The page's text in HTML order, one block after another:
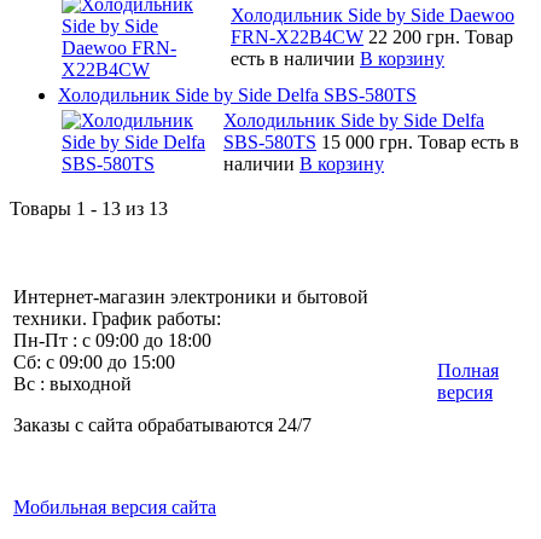
Холодильник Side by Side Daewoo
FRN-X22B4CW 22 200 грн. Товар
есть в наличии В корзину
Холодильник Side by Side Delfa SBS-580TS
Холодильник Side by Side Delfa
SBS-580TS 15 000 грн. Товар есть в
наличии В корзину
Товары 1 - 13 из 13
Интернет-магазин электроники и бытовой
техники. График работы:
Пн-Пт : с 09:00 до 18:00
Сб: с 09:00 до 15:00
Вс : выходной
Заказы с сайта обрабатываются 24/7
Мобильная версия сайта
Полная
версия